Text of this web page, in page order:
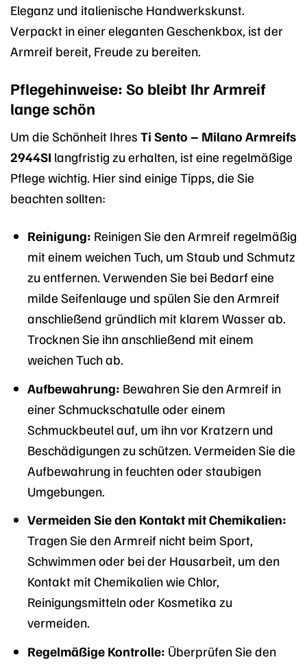
Eleganz und italienische Handwerkskunst.
Verpackt in einer eleganten Geschenkbox, ist der
Armreif bereit, Freude zu bereiten.
Pflegehinweise: So bleibt Ihr Armreif
lange schön
Um die Schönheit Ihres Ti Sento – Milano Armreifs
2944SI langfristig zu erhalten, ist eine regelmäßige
Pflege wichtig. Hier sind einige Tipps, die Sie
beachten sollten:
Reinigung: Reinigen Sie den Armreif regelmäßig
mit einem weichen Tuch, um Staub und Schmutz
zu entfernen. Verwenden Sie bei Bedarf eine
milde Seifenlauge und spülen Sie den Armreif
anschließend gründlich mit klarem Wasser ab.
Trocknen Sie ihn anschließend mit einem
weichen Tuch ab.
Aufbewahrung: Bewahren Sie den Armreif in
einer Schmuckschatulle oder einem
Schmuckbeutel auf, um ihn vor Kratzern und
Beschädigungen zu schützen. Vermeiden Sie die
Aufbewahrung in feuchten oder staubigen
Umgebungen.
Vermeiden Sie den Kontakt mit Chemikalien:
Tragen Sie den Armreif nicht beim Sport,
Schwimmen oder bei der Hausarbeit, um den
Kontakt mit Chemikalien wie Chlor,
Reinigungsmitteln oder Kosmetika zu
vermeiden.
Regelmäßige Kontrolle: Überprüfen Sie den